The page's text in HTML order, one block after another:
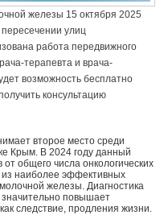
железы 15 октября 2025
улиц
работа передвижного
терапевта и врача-
возможность бесплатно
консультацию
второе место среди
Крым. В 2024 году данный
общего числа онкологических
наиболее эффективных
железы. Диагностика
повышает
следствие, продления жизни.